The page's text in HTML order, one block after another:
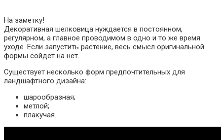
На заметку!
Декоративная шелковица нуждается в постоянном,
регулярном, а главное проводимом в одно и то же время
уходе. Если запустить растение, весь смысл оригинальной
формы сойдет на нет.
Существует несколько форм предпочтительных для
ландшафтного дизайна:
шарообразная;
метлой;
плакучая.